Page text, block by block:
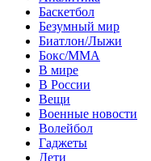
Баскетбол
Безумный мир
Биатлон/Лыжи
Бокс/MMA
В мире
В России
Вещи
Военные новости
Волейбол
Гаджеты
Дети